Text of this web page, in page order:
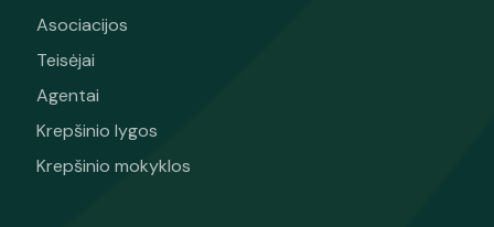
Asociacijos
Teisėjai
Agentai
Krepšinio lygos
Krepšinio mokyklos